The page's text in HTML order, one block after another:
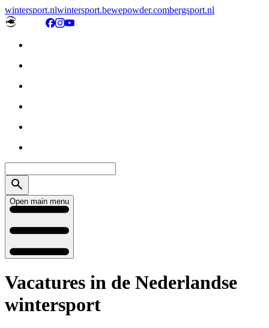
wintersport.nlwintersport.bewepowder.combergsport.nl
Open main menu
Vacatures in de Nederlandse
wintersport